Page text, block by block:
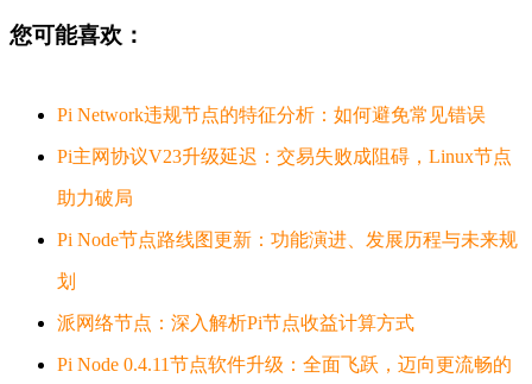
您可能喜欢：
Pi Network违规节点的特征分析：如何避免常见错误
Pi主网协议V23升级延迟：交易失败成阻碍，Linux节点
助力破局
Pi Node节点路线图更新：功能演进、发展历程与未来规
划
派网络节点：深入解析Pi节点收益计算方式
Pi Node 0.4.11节点软件升级：全面飞跃，迈向更流畅的